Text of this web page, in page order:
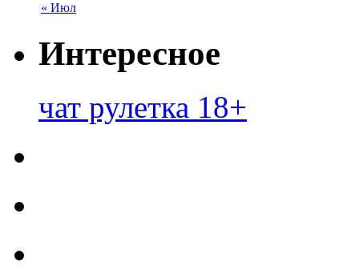
« Июл
Интересное
чат рулетка 18+